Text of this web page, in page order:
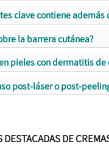
clave contiene además
la barrera cutánea?
pieles con dermatitis de
post-láser o post-
DESTACADAS DE